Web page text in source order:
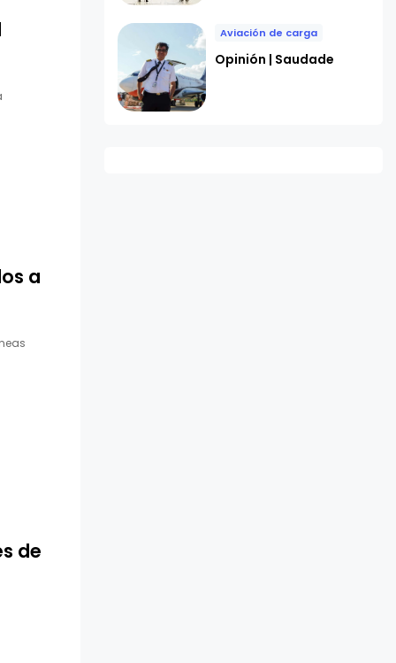
a
de
Aviación de carga
Opinión | Saudade